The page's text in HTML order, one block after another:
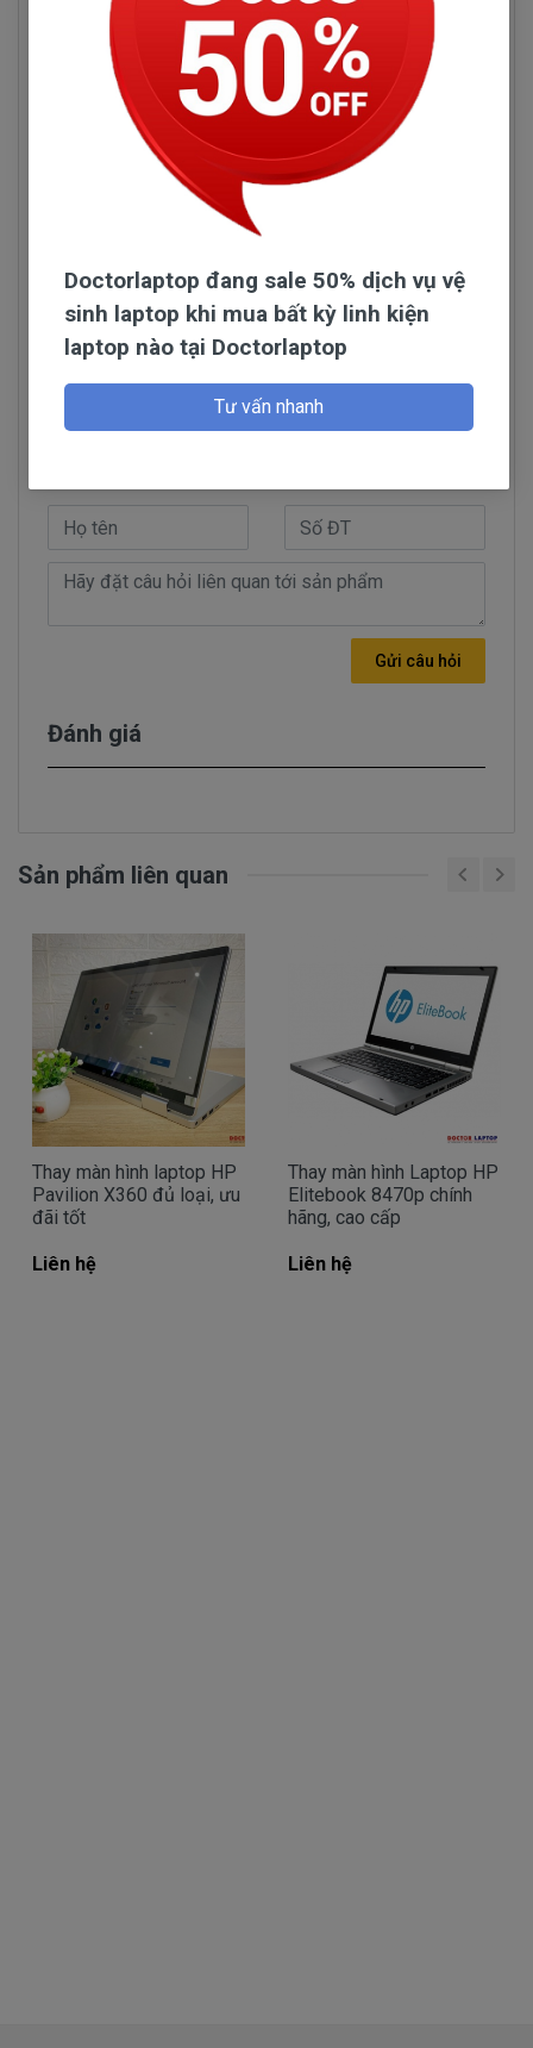
thế nữa, máy tính còn có thêm lớp carbon có
tác dụng chống các tác động của lực ép để bảo
vệ màn hình.
Mô tả màn hình máy tính HP EliteBook 8460P
Xem thêm:Thay màn hình laptop HP Pavilion
X360
Thông số kỹ thuật
HP EliteBook 8460P
Kích thước:
Cổng kết nối:
Nguyên nhân và cách khắc phục
lỗi màn hình HP EliteBook 8460P
Muốn tìm được cách khắc phục màn hình máy
tính bị lỗi thì hãy tìm hiểu ngay các nguyên nhân
dưới đây:
Lỗi màn hình laptop bị giật
Gửi câu hỏi
Đánh giá
Sản phẩm liên quan
Thay màn hình laptop HP
Pavilion X360 đủ loại, ưu
đãi tốt
Liên hệ
Thay màn hình Laptop HP
Elitebook 8470p chính
hãng, cao cấp
Liên hệ
Doctorlaptop đang sale 50% dịch vụ vệ
sinh laptop khi mua bất kỳ linh kiện
laptop nào tại Doctorlaptop
Tư vấn nhanh